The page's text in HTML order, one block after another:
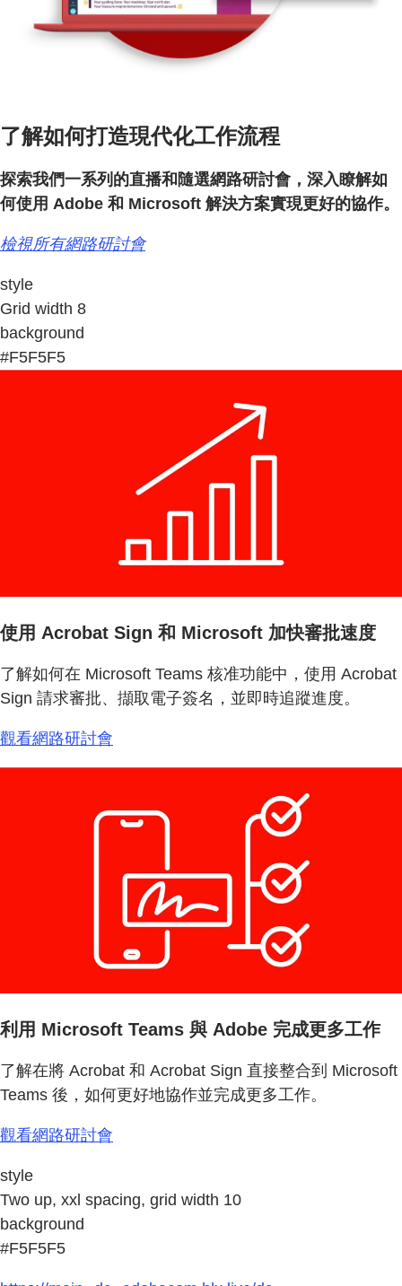
了解如何打造現代化工作流程
探索我們一系列的直播和隨選網路研討會，深入瞭解如
何使用 Adobe 和 Microsoft 解決方案實現更好的協作。
檢視所有網路研討會
style
Grid width 8
background
#F5F5F5
使用 Acrobat Sign 和 Microsoft 加快審批速度
了解如何在 Microsoft Teams 核准功能中，使用 Acrobat
Sign 請求審批、擷取電子簽名，並即時追蹤進度。
觀看網路研討會
利用 Microsoft Teams 與 Adobe 完成更多工作
了解在將 Acrobat 和 Acrobat Sign 直接整合到 Microsoft
Teams 後，如何更好地協作並完成更多工作。
觀看網路研討會
style
Two up, xxl spacing, grid width 10
background
#F5F5F5